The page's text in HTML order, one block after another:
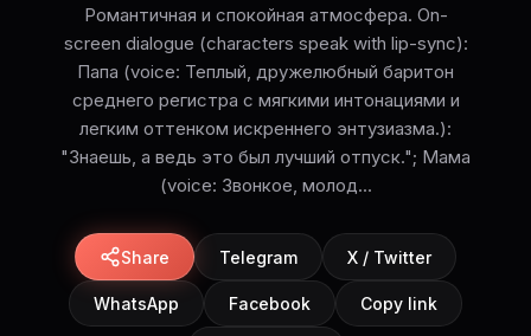
Романтичная и спокойная атмосфера. On-
screen dialogue (characters speak with lip-sync):
Папа (voice: Теплый, дружелюбный баритон
среднего регистра с мягкими интонациями и
легким оттенком искреннего энтузиазма.):
"Знаешь, а ведь это был лучший отпуск."; Мама
(voice: Звонкое, молод...
Share Telegram X / Twitter
WhatsApp Facebook Copy link